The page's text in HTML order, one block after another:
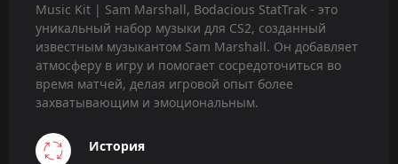
Music Kit | Sam Marshall, Bodacious StatTrak - это
уникальный набор музыки для CS2, созданный
известным музыкантом Sam Marshall. Он добавляет
атмосферу в игру и помогает сосредоточиться во
время матчей, делая игровой опыт более
захватывающим и эмоциональным.
История